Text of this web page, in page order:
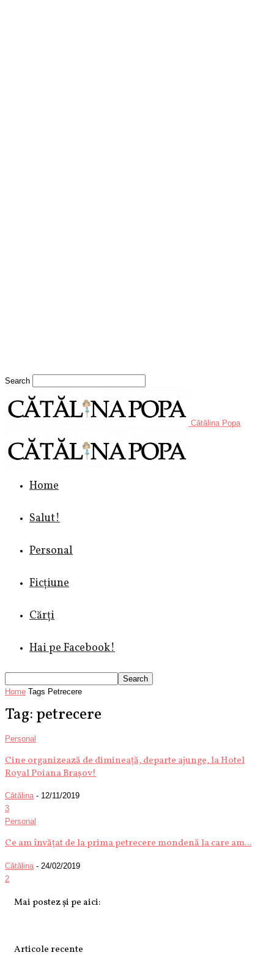
Search
Cătălina Popa
Home
Salut!
Personal
Ficțiune
Cărți
Hai pe Facebook!
Home Tags Petrecere
Tag: petrecere
Personal
Cine organizează de dimineață, departe ajunge, la Hotel
Royal Poiana Brașov!
Cătălina - 12/11/2019
3
Personal
Ce am învățat de la prima petrecere mondenă la care am...
Cătălina - 24/02/2019
2
Mai postez și pe aici:
Articole recente